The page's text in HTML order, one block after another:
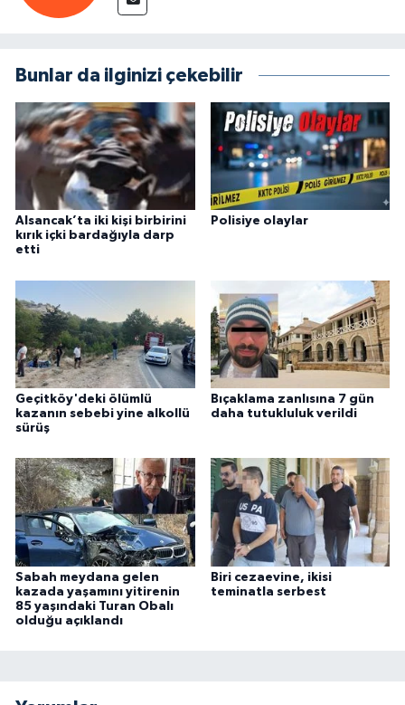
Bunlar da ilginizi çekebilir
Alsancak’ta iki kişi birbirini
kırık içki bardağıyla darp
etti
Polisiye olaylar
Geçitköy'deki ölümlü
kazanın sebebi yine alkollü
sürüş
Bıçaklama zanlısına 7 gün
daha tutukluluk verildi
Sabah meydana gelen
kazada yaşamını yitirenin
85 yaşındaki Turan Obalı
olduğu açıklandı
Biri cezaevine, ikisi
teminatla serbest